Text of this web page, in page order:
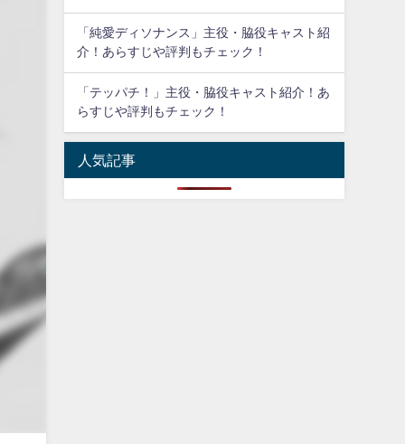
「純愛ディソナンス」主役・脇役キャスト紹
介！あらすじや評判もチェック！
「テッパチ！」主役・脇役キャスト紹介！あ
らすじや評判もチェック！
人気記事